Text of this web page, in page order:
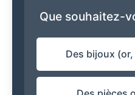
Que souhaitez-
Des bijoux